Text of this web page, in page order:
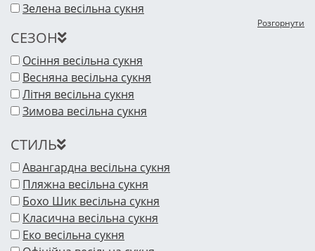
Зелена весільна сукня
Розгорнути
СЕЗОН
Осіння весільна сукня
Весняна весільна сукня
Літня весільна сукня
Зимова весільна сукня
СТИЛЬ
Авангардна весільна сукня
Пляжна весільна сукня
Бохо Шик весільна сукня
Класична весільна сукня
Еко весільна сукня